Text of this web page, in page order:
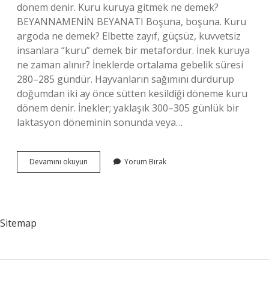
dönem denir. Kuru kuruya gitmek ne demek?
BEYANNAMENİN BEYANATI Boşuna, boşuna. Kuru
argoda ne demek? Elbette zayıf, güçsüz, kuvvetsiz
insanlara “kuru” demek bir metafordur. İnek kuruya
ne zaman alınır? İneklerde ortalama gebelik süresi
280–285 gündür. Hayvanların sağımını durdurup
doğumdan iki ay önce sütten kesildiği döneme kuru
dönem denir. İnekler; yaklaşık 300–305 günlük bir
laktasyon döneminin sonunda veya…
Devamını okuyun
Ne
Yorum Bırak
Sitemap